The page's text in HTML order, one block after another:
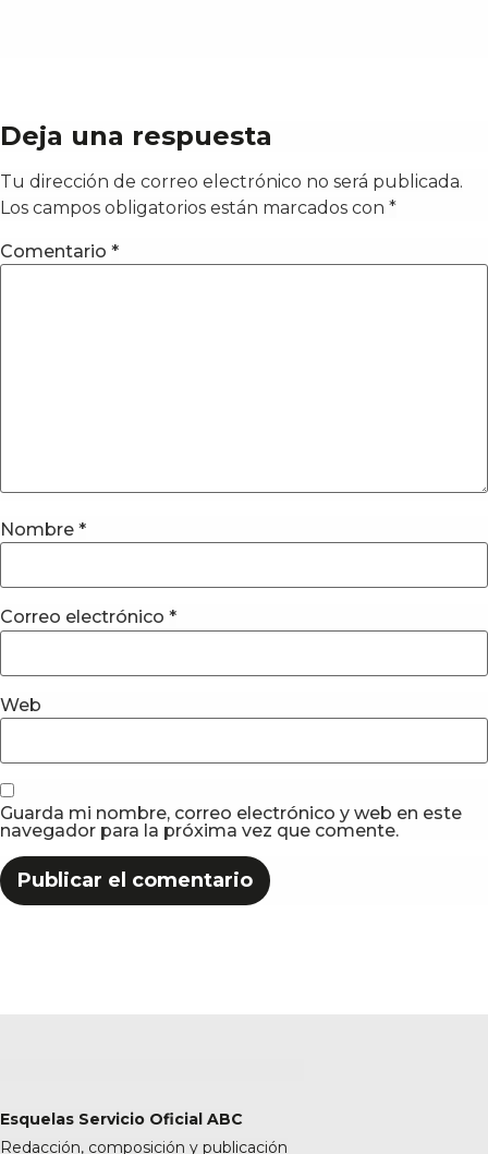
Deja una respuesta
Tu dirección de correo electrónico no será publicada.
Los campos obligatorios están marcados con *
Comentario *
Nombre *
Correo electrónico *
Web
Guarda mi nombre, correo electrónico y web en este
navegador para la próxima vez que comente.
Esquelas Servicio Oficial ABC
Redacción, composición y publicación